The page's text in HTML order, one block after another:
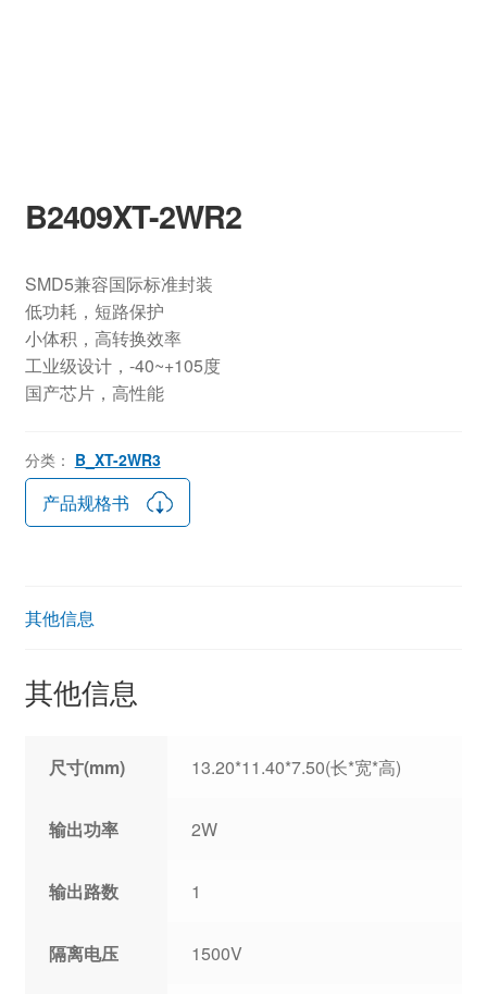
B2409XT-2WR2
SMD5兼容国际标准封装
低功耗，短路保护
小体积，高转换效率
工业级设计，-40~+105度
国产芯片，高性能
分类： B_XT-2WR3
产品规格书
其他信息
其他信息
尺寸(mm) 13.20*11.40*7.50(长*宽*高)
输出功率 2W
输出路数 1
隔离电压 1500V